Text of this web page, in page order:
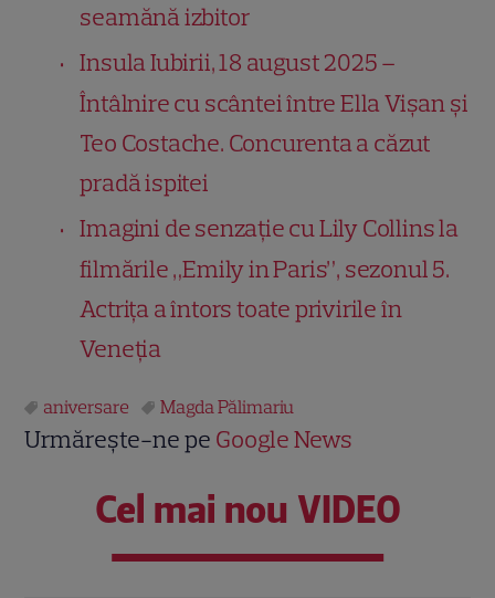
seamănă izbitor
Insula Iubirii, 18 august 2025 –
Întâlnire cu scântei între Ella Vișan și
Teo Costache. Concurenta a căzut
pradă ispitei
Imagini de senzație cu Lily Collins la
filmările „Emily in Paris”, sezonul 5.
Actrița a întors toate privirile în
Veneția
aniversare Magda Pălimariu
Urmărește-ne pe Google News
Cel mai nou VIDEO